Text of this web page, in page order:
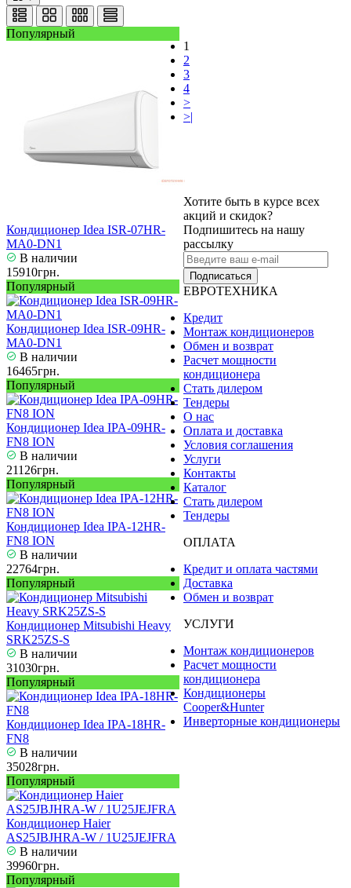
Популярный
Кондиционер Idea ISR-07HR-
MA0-DN1
В наличии
15910грн.
Популярный
Кондиционер Idea ISR-09HR-
MA0-DN1
В наличии
16465грн.
Популярный
Кондиционер Idea IPA-09HR-
FN8 ION
В наличии
21126грн.
Популярный
Кондиционер Idea IPA-12HR-
FN8 ION
В наличии
22764грн.
Популярный
Кондиционер Mitsubishi Heavy
SRK25ZS-S
В наличии
31030грн.
Популярный
Кондиционер Idea IPA-18HR-
FN8
В наличии
35028грн.
Популярный
Кондиционер Haier
AS25JBJHRA-W / 1U25JEJFRA
В наличии
39960грн.
Популярный
1
2
3
4
>
>|
Хотите быть в курсе всех
акций и скидок?
Подпишитесь на нашу
рассылку
Подписаться
ЕВРОТЕХНИКА
Кредит
Монтаж кондиционеров
Обмен и возврат
Расчет мощности
кондиционера
Стать дилером
Тендеры
О нас
Оплата и доставка
Условия соглашения
Услуги
Контакты
Каталог
Стать дилером
Тендеры
ОПЛАТА
Кредит и оплата частями
Доставка
Обмен и возврат
УСЛУГИ
Монтаж кондиционеров
Расчет мощности
кондиционера
Кондиционеры
Cooper&Hunter
Инверторные кондиционеры